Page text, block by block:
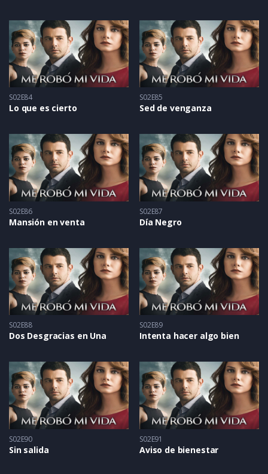
S02E84
Lo que es cierto
S02E85
Sed de venganza
S02E86
Mansión en venta
S02E87
Día Negro
S02E88
Dos Desgracias en Una
S02E89
Intenta hacer algo bien
S02E90
Sin salida
S02E91
Aviso de bienestar